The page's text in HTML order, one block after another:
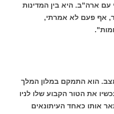
ארה"ב. היא בין המדינות
אף פעם לא אמרתי,
הוא התמקם במלון המלך
את הטור הקבוע שלו לניו
אותו כאחד העיתונאים